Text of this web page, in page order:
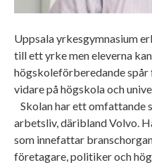
Uppsala yrkesgymnasium
till ett yrke men eleverna
högskoleförberedande
vidare på högskola och
Skolan har ett omfattande
arbetsliv, däribland Volvo.
som innefattar
företagare, politiker och